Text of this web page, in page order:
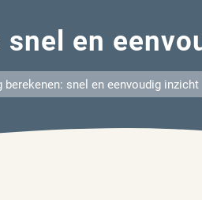
en
snel en eenvoudig inzicht